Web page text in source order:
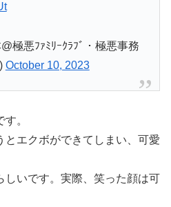
極悪ﾌｧﾐﾘｰｸﾗﾌﾞ・極悪事務
October 10, 2023
。
とエクボができてしまい、可愛
しいです。実際、笑った顔は可